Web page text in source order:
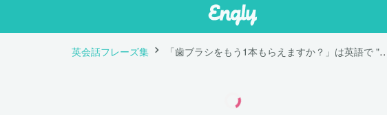
英会話フレーズ集 「歯ブラシをもう1本もらえますか？」は英語で